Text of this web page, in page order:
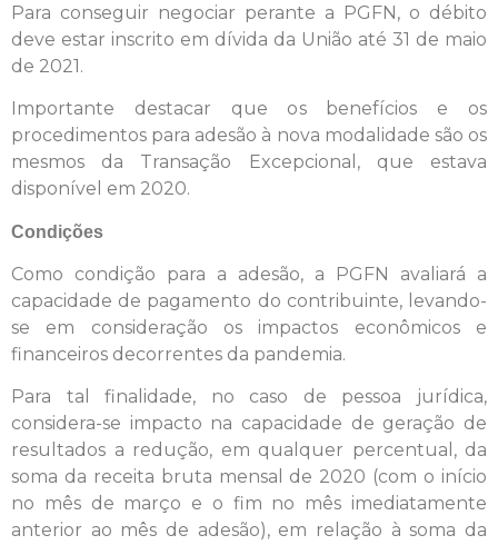
Para conseguir negociar perante a PGFN, o débito
deve estar inscrito em dívida da União até 31 de maio
de 2021.
Importante destacar que os benefícios e os
procedimentos para adesão à nova modalidade são os
mesmos da Transação Excepcional, que estava
disponível em 2020.
Condições
Como condição para a adesão, a PGFN avaliará a
capacidade de pagamento do contribuinte, levando-
se em consideração os impactos econômicos e
financeiros decorrentes da pandemia.
Para tal finalidade, no caso de pessoa jurídica,
considera-se impacto na capacidade de geração de
resultados a redução, em qualquer percentual, da
soma da receita bruta mensal de 2020 (com o início
no mês de março e o fim no mês imediatamente
anterior ao mês de adesão), em relação à soma da